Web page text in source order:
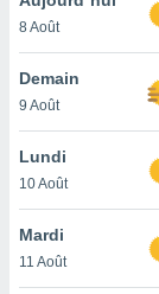
et
»,
au
vous
qu'ils
ou
8 Août
Demain
9 Août
Lundi
10 Août
Mardi
11 Août